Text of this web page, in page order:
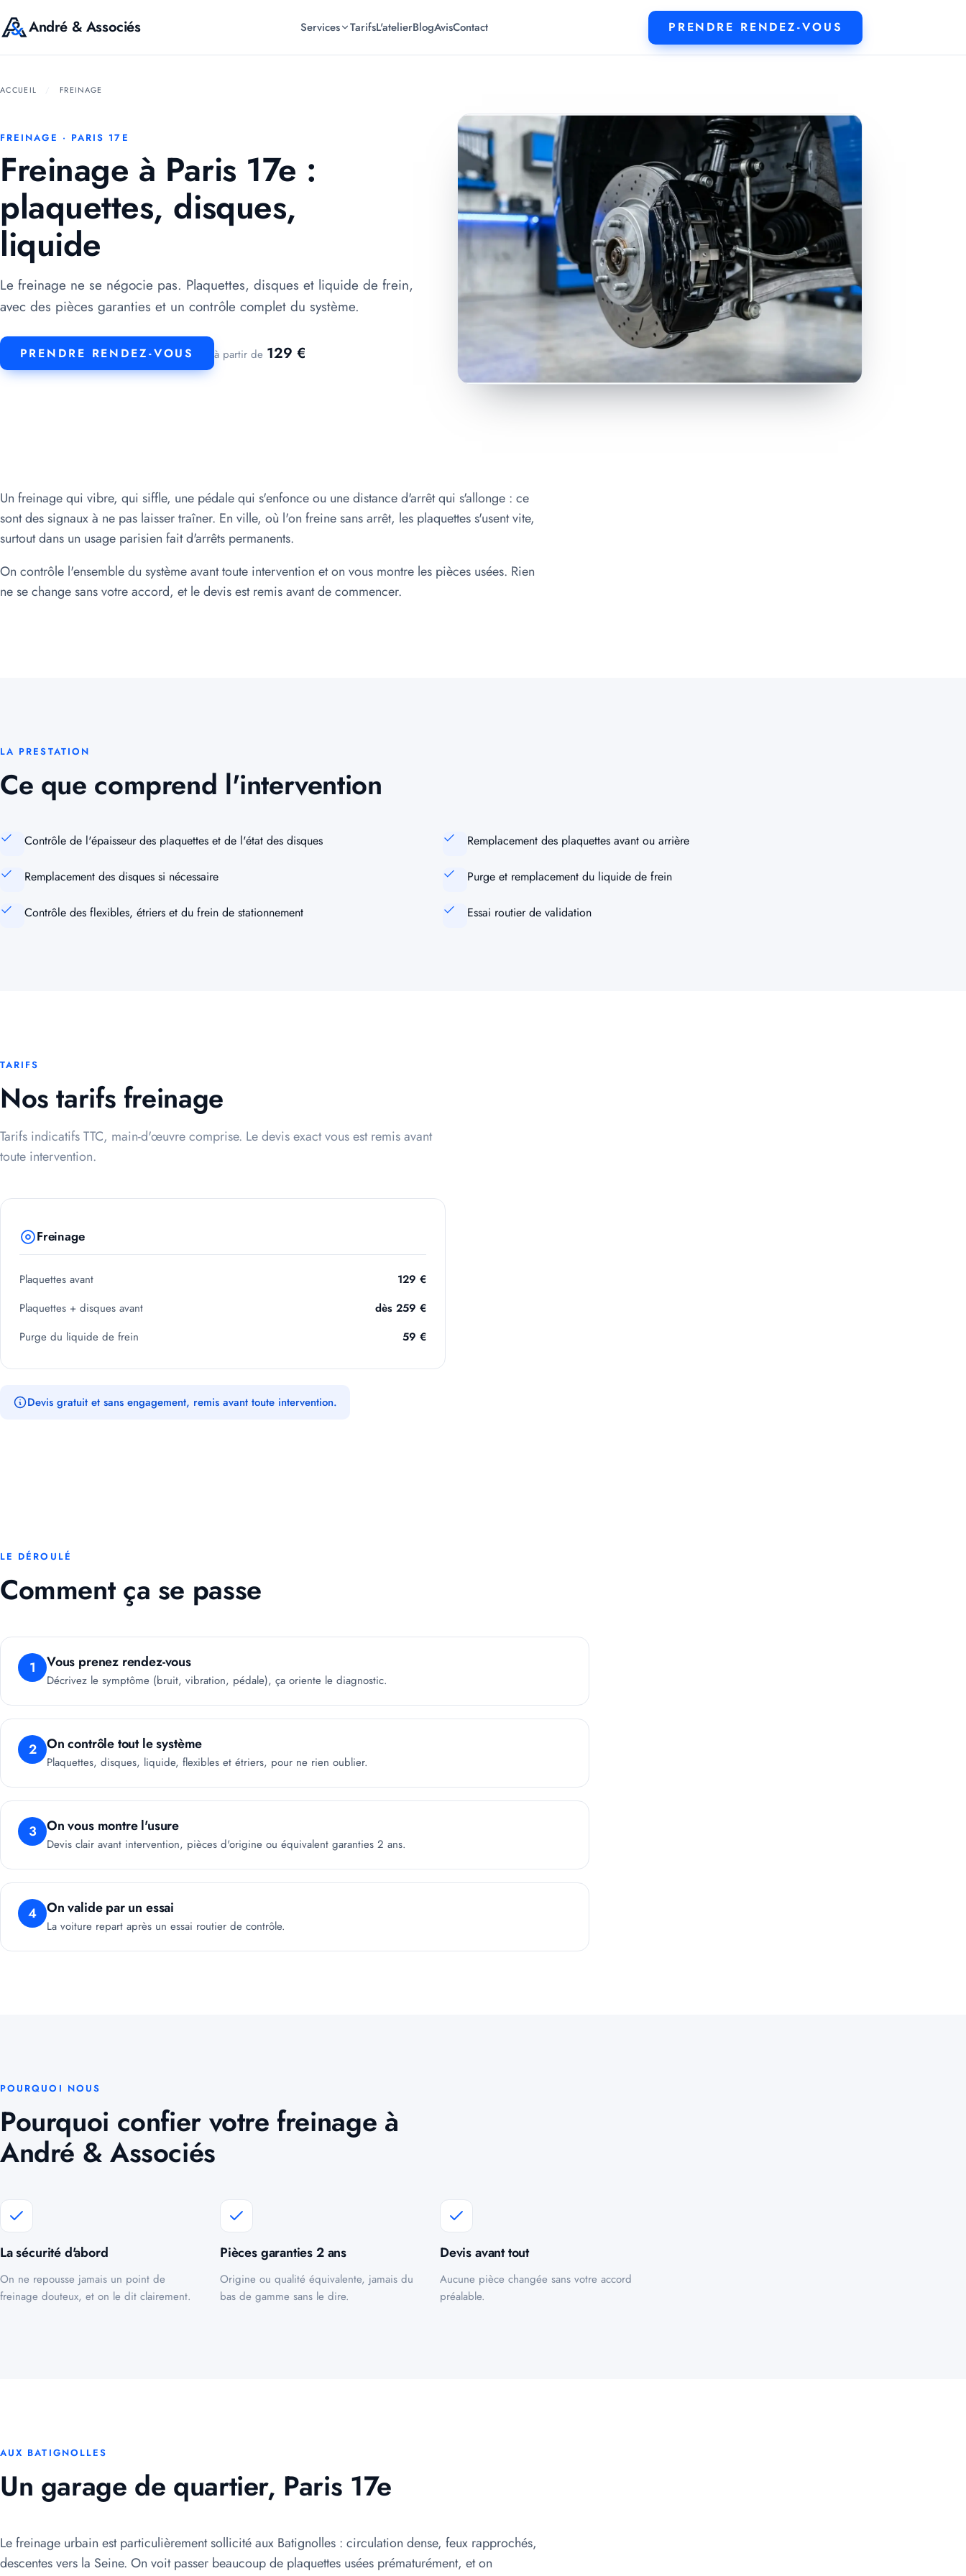
André & Associés Services TarifsL'atelierBlogAvisContact PRENDRE RENDEZ-VOUS
ACCUEIL FREINAGE
FREINAGE · PARIS 17E
Freinage à Paris 17e :
plaquettes, disques,
liquide
Le freinage ne se négocie pas. Plaquettes, disques et liquide de frein,
avec des pièces garanties et un contrôle complet du système.
PRENDRE RENDEZ-VOUS à partir de 129 €
Un freinage qui vibre, qui siffle, une pédale qui s'enfonce ou une distance d'arrêt qui s'allonge : ce
sont des signaux à ne pas laisser traîner. En ville, où l'on freine sans arrêt, les plaquettes s'usent vite,
surtout dans un usage parisien fait d'arrêts permanents.
On contrôle l'ensemble du système avant toute intervention et on vous montre les pièces usées. Rien
ne se change sans votre accord, et le devis est remis avant de commencer.
LA PRESTATION
Ce que comprend l'intervention
Contrôle de l'épaisseur des plaquettes et de l'état des disques Remplacement des plaquettes avant ou arrière
Remplacement des disques si nécessaire Purge et remplacement du liquide de frein
Contrôle des flexibles, étriers et du frein de stationnement Essai routier de validation
TARIFS
Nos tarifs freinage
Tarifs indicatifs TTC, main-d'œuvre comprise. Le devis exact vous est remis avant
toute intervention.
Freinage
Plaquettes avant
129 €
Plaquettes + disques avant
dès 259 €
Purge du liquide de frein
59 €
Devis gratuit et sans engagement, remis avant toute intervention.
LE DÉROULÉ
Comment ça se passe
1 Vous prenez rendez-vous
Décrivez le symptôme (bruit, vibration, pédale), ça oriente le diagnostic.
2 On contrôle tout le système
Plaquettes, disques, liquide, flexibles et étriers, pour ne rien oublier.
3 On vous montre l'usure
Devis clair avant intervention, pièces d'origine ou équivalent garanties 2 ans.
4 On valide par un essai
La voiture repart après un essai routier de contrôle.
POURQUOI NOUS
Pourquoi confier votre freinage à
André & Associés
La sécurité d'abord
On ne repousse jamais un point de
freinage douteux, et on le dit clairement.
Pièces garanties 2 ans
Origine ou qualité équivalente, jamais du
bas de gamme sans le dire.
Devis avant tout
Aucune pièce changée sans votre accord
préalable.
AUX BATIGNOLLES
Un garage de quartier, Paris 17e
Le freinage urbain est particulièrement sollicité aux Batignolles : circulation dense, feux rapprochés,
descentes vers la Seine. On voit passer beaucoup de plaquettes usées prématurément, et on